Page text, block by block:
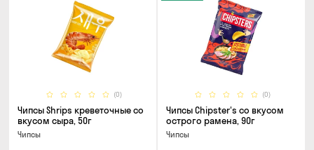
(0)
Чипсы Shrips креветочные со
вкусом сыра, 50г
Чипсы
(0)
Чипсы Chipster's со вкусом
острого рамена, 90г
Чипсы